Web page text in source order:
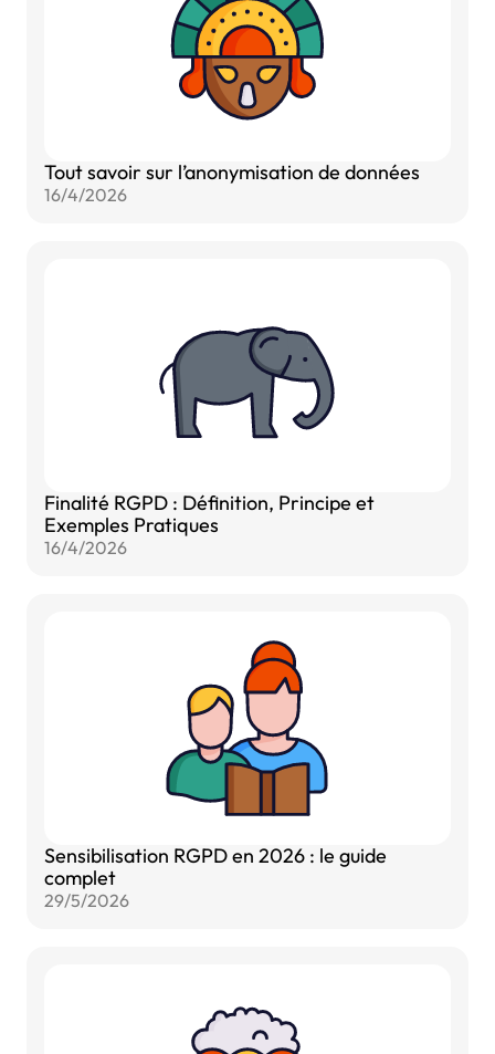
Tout savoir sur l’anonymisation de données
16/4/2026
Finalité RGPD : Définition, Principe et
Exemples Pratiques
16/4/2026
Sensibilisation RGPD en 2026 : le guide
complet
29/5/2026